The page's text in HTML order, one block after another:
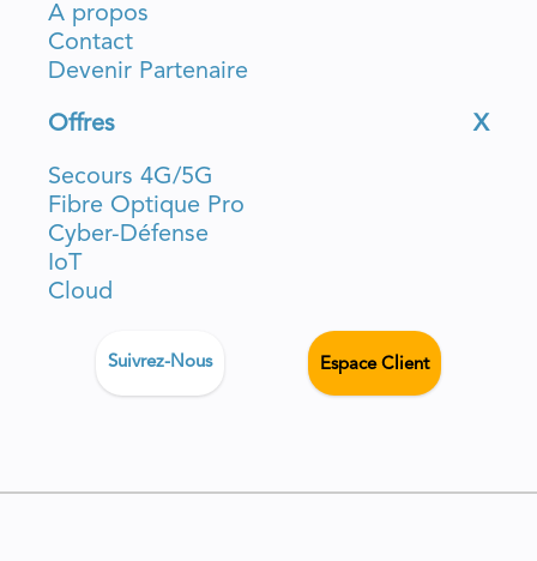
A propos
Contact
Devenir Partenaire
Offres X
Secours 4G/5G
Fibre Optique Pro
Cyber-Défense
IoT
Cloud
Suivrez-Nous Espace Client